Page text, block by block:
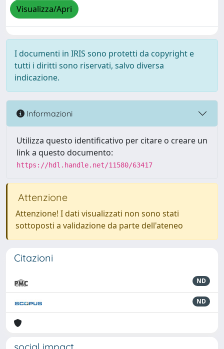
Visualizza/Apri
I documenti in IRIS sono protetti da copyright e
tutti i diritti sono riservati, salvo diversa
indicazione.
Informazioni
Utilizza questo identificativo per citare o creare un
link a questo documento:
https://hdl.handle.net/11580/63417
Attenzione
Attenzione! I dati visualizzati non sono stati
sottoposti a validazione da parte dell'ateneo
Citazioni
ND
ND